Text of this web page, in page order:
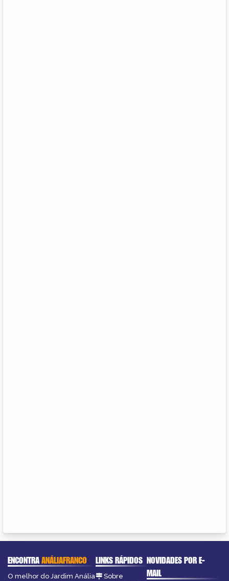
ENCONTRAANÁLIAFRANCO
O melhor do Jardim Anália
LINKS RÁPIDOS
Sobre
NOVIDADES POR E-
MAIL